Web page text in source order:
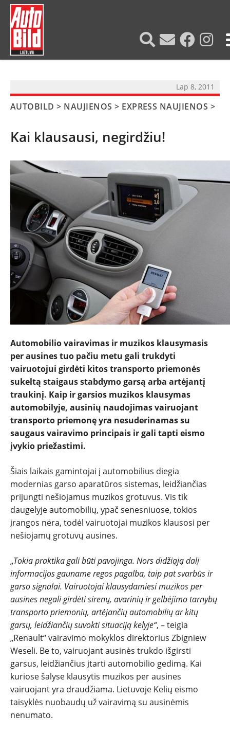
NAUJIENOS
TESTAI
NAUJI
NAUDOTI
REPORTAŽAI
SPORTAS
PATARIMAI
Lap 8, 2011
AUTOBILD > NAUJIENOS > EXPRESS NAUJIENOS >
Kai klausausi, negirdžiu!
Automobilio vairavimas ir muzikos klausymasis
per ausines tuo pačiu metu gali trukdyti
vairuotojui girdėti kitos transporto priemonės
sukeltą staigaus stabdymo garsą arba artėjantį
traukinį. Kaip ir garsios muzikos klausymas
automobilyje, ausinių naudojimas vairuojant
transporto priemonę yra nesuderinamas su
saugaus vairavimo principais ir gali tapti eismo
įvykio priežastimi.
Šiais laikais gamintojai į automobilius diegia
modernias garso aparatūros sistemas, leidžiančias
prijungti nešiojamus muzikos grotuvus. Vis tik
daugelyje automobilių, ypač senesniuose, tokios
įrangos nėra, todėl vairuotojai muzikos klausosi per
nešiojamų grotuvų ausines.
„Tokia praktika gali būti pavojinga. Nors didžiąją dalį
informacijos gauname regos pagalba, taip pat svarbūs ir
garso signalai. Vairuotojai klausydamiesi muzikos per
ausines negali girdėti sirenų, avarinių ir gelbėjimo tarnybų
transporto priemonių, artėjančių automobilių ar kitų
garsų, leidžiančių suvokti situaciją kelyje“, – teigia
„Renault“ vairavimo mokyklos direktorius Zbigniew
Weseli. Be to, vairuojant ausinės trukdo išgirsti
garsus, leidžiančius įtarti automobilio gedimą. Kai
kuriose šalyse klausytis muzikos per ausines
vairuojant yra draudžiama. Lietuvoje Kelių eismo
taisyklės nuobaudų už vairavimą su ausinėmis
nenumato.